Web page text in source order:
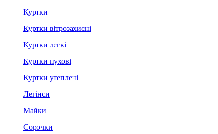
Куртки
Куртки вітрозахисні
Куртки легкі
Куртки пухові
Куртки утеплені
Легінси
Майки
Сорочки